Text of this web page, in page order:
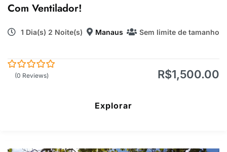
Com Ventilador!
1 Dia(s) 2 Noite(s) Manaus Sem limite de tamanho
R$1,500.00
(0 Reviews)
Explorar